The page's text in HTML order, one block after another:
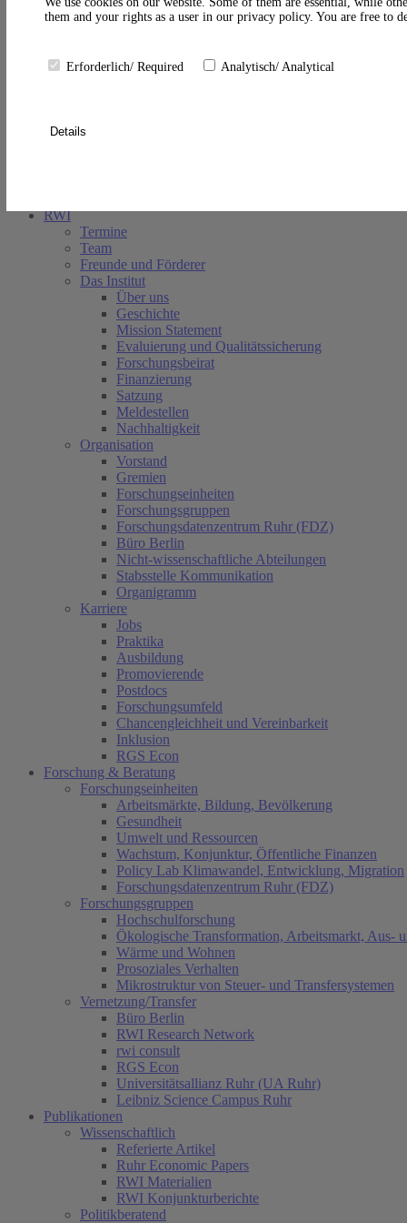
Suche schließen
RWI
Termine
Team
Freunde und Förderer
Das Institut
Über uns
Geschichte
Mission Statement
Evaluierung und Qualitätssicherung
Forschungsbeirat
Finanzierung
Satzung
Meldestellen
Nachhaltigkeit
Organisation
Vorstand
Gremien
Forschungseinheiten
Forschungsgruppen
Forschungsdatenzentrum Ruhr (FDZ)
Büro Berlin
Nicht-wissenschaftliche Abteilungen
Stabsstelle Kommunikation
Organigramm
Karriere
Jobs
Praktika
Ausbildung
Promovierende
Postdocs
Forschungsumfeld
Chancengleichheit und Vereinbarkeit
Inklusion
RGS Econ
Forschung & Beratung
Forschungseinheiten
Arbeitsmärkte, Bildung, Bevölkerung
Gesundheit
Umwelt und Ressourcen
Wachstum, Konjunktur, Öffentliche Finanzen
Policy Lab Klimawandel, Entwicklung, Migration
Forschungsdatenzentrum Ruhr (FDZ)
Forschungsgruppen
Hochschulforschung
Ökologische Transformation, Arbeitsmarkt, Aus-
Wärme und Wohnen
Prosoziales Verhalten
Mikrostruktur von Steuer- und Transfersystemen
Vernetzung/Transfer
Büro Berlin
RWI Research Network
rwi consult
RGS Econ
Universitätsallianz Ruhr (UA Ruhr)
Leibniz Science Campus Ruhr
Publikationen
Wissenschaftlich
Referierte Artikel
Ruhr Economic Papers
RWI Materialien
RWI Konjunkturberichte
Politikberatend
them and your rights as a user in our privacy policy. You are free to
Erforderlich/ Required Analytisch/ Analytical
Details